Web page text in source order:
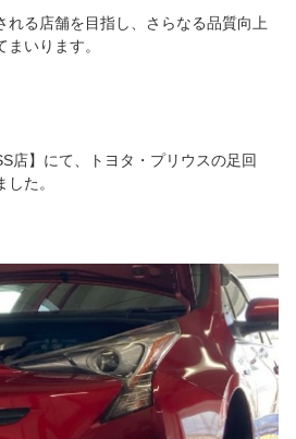
れる店舗を目指し、さらなる品質向上
いります。
店】にて、トヨタ・プリウスの足回
た。